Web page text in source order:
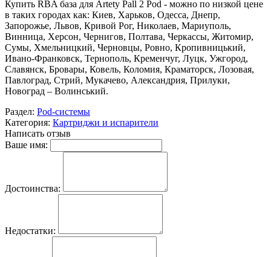
Купить RBA база для Artety Pall 2 Pod - можно по низкой цене
в таких городах как: Киев, Харьков, Одесса, Днепр,
Запорожье, Львов, Кривой Рог, Николаев, Мариуполь,
Винница, Херсон, Чернигов, Полтава, Черкассы, Житомир,
Сумы, Хмельницкий, Черновцы, Ровно, Кропивницький,
Ивано-Франковск, Тернополь, Кременчуг, Луцк, Ужгород,
Славянск, Бровары, Ковель, Коломия, Краматорск, Лозовая,
Павлоград, Стрий, Мукачево, Александрия, Прилуки,
Новоград – Волинський.
Раздел: Pod-системы
Категория: Картриджи и испарители
Написать отзыв
Ваше имя:
Достоинства:
Недостатки: